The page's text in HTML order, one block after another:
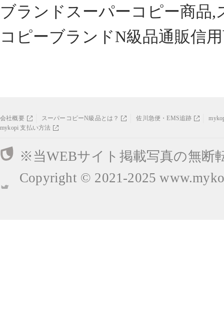
ブランドスーパーコピー商品
コピーブランドN級品通販信
会社概要 スーパーコピーN級品とは？ 佐川急便・EMS追跡
mykopi 支払い方法
※当WEBサイト掲載写真の無断
Copyright © 2021-2025